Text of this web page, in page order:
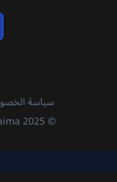
سياسة
© 2025 AIToolQaima. جميع الحقوق محفوظة.